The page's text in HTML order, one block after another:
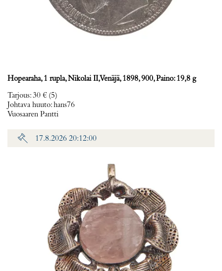
Hopearaha, 1 rupla, Nikolai II, Venäjä, 1898, 900, Paino: 19,8 g
Tarjous:30 € (5)
Johtava huuto:hans76
Vuosaaren Pantti
17.8.2026 20:12:00